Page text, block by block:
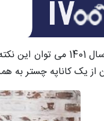
از جمله معایب این
از یک کاناپه چستر به